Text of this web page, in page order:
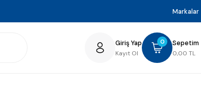
Markalar
Giriş Yap
Kayıt Ol
0 Sepetim
0,00 TL